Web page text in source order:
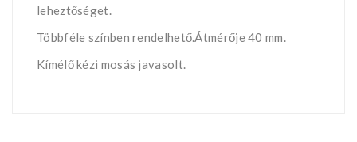
leheztőséget.
Többféle színben rendelhető.Átmérője 40 mm.
Kímélő kézi mosás javasolt.